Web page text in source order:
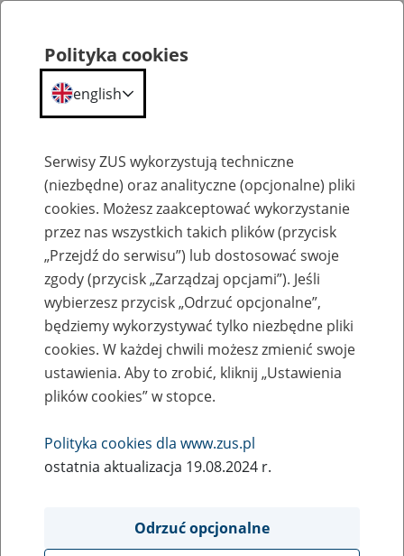
Szkolenia
Zaproś ZUS do siebie - zakładanie profili
eZUS w siedzibie Twojej firmy
Rodzaj wydarzenia
Szkolenia
obsługa klientów
Polityka cookies
english
Serwisy ZUS wykorzystują techniczne
(niezbędne) oraz analityczne (opcjonalne) pliki
cookies. Możesz zaakceptować wykorzystanie
przez nas wszystkich takich plików (przycisk
„Przejdź do serwisu”) lub dostosować swoje
zgody (przycisk „Zarządzaj opcjami”). Jeśli
wybierzesz przycisk „Odrzuć opcjonalne”,
będziemy wykorzystywać tylko niezbędne pliki
cookies. W każdej chwili możesz zmienić swoje
ustawienia. Aby to zrobić, kliknij „Ustawienia
plików cookies” w stopce.
Polityka cookies dla www.zus.pl
ostatnia aktualizacja 19.08.2024 r.
Odrzuć opcjonalne